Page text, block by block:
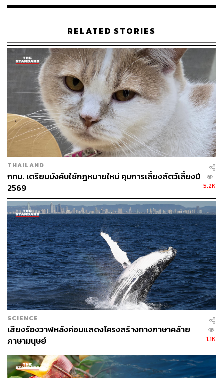
“เนื่องจากต้องกลั้นหายใจในน้ำเป็นเวลานาน พวกวาฬมีฟัน
จะต้องถนอมอากาศในปอดให้อยู่นานที่สุด พวกมันจึง
วิวัฒนาการให้มีการใช้อากาศน้อยมากต่อการสร้างเสียงใน
แต่ละครั้ง และมันยังหมุนวนนำอากาศกลับมาใช้ใหม่ได้ด้วย”
ศาสตราจารย์อีเลมันส์กล่าวเสริม
ทีมนักวิจัยใช้วิดีโอจากกล้องเอนโดสโคปที่ติดตามการส่ง
เสียงร้องของวาฬมีฟันสารพัดชนิด รวมทั้งการผ่าดูซากของ
โลมาเกยตื้นอย่างละเอียด และยังใช้แท็กบันทึกเสียงของวาฬ
สเปิร์ม วาฬเพชรฆาต และโลมาปากขวดจนพบว่า ที่มาของ
เสียงร้องของวาฬมีฟันนั้นแตกต่างอย่างแน่นอนกับวาฬบาลีน
ซึ่งเป็นวาฬกินแพลงตอนเป็นอาหาร
“วาฬมีฟันไม่ร้องเพลงแบบวาฬบาลีน” ศาสตราจารย์แมดเซน
หัวหน้าทีมวิจัยกล่าว “เชื่อกันว่าวาฬบาลีนใช้เส้นเสียงใน
กล่องเสียงเหมือนสัตว์เลี้ยงลูกด้วยนมบนบกบางชนิด และเรา
ยังไม่รู้แน่ชัดว่าวาฬบาลีนส่งเสียงออกมาได้อย่างไร แต่ที่แน่ๆ
ระหว่างเส้นทางวิวัฒนาการอันยาวนานนับล้านปี วาฬมีฟันได้
สูญเสียเส้นเสียงไป
“พวกมันวิวัฒนาการแหล่งกำเนิดเสียงชุดใหม่ในจมูกของมัน
ขึ้นมาแทน” ศาสตราจารย์แมดเซนทิ้งท้าย
ทีมงานตีพิมพ์​ผลงาน​ครั้งนี้​ลง​ใน​วารสาร​ Science​ ฉบับ​วัน​ที่ 2
มีนาคม 2023https://www.science.org/doi/10.1126/scienc
e.adc9570
Francois Gohier / VW Pics / Universal Images Group
via Getty Images
RELATED STORIES
THAILAND
กทม. เตรียมบังคับใช้กฎหมายใหม่ คุมการเลี้ยงสัตว์เลี้ยงปี
2569
5.2K
SCIENCE
เสียงร้องวาฬหลังค่อมแสดงโครงสร้างทางภาษาคล้าย
ภาษามนุษย์
1.1K